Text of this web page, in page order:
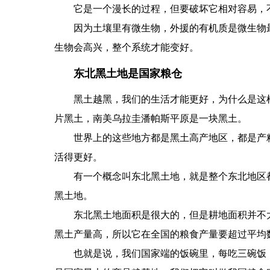
它是一个漫长的过程，但要破坏它相对容易
因为土壤里有微生物，外援的有机质是微生
生物会高兴，整个系统才能变好。
东北黑土地是国家粮仓
黑土越黑，我们的生活才能更好，为什么是
片黑土，南美乌拉圭潘帕斯平原是一块黑土。
世界上的这些地方都是黑土高产地区，都是
活得更好。
有一个概念叫东北黑土地，就是整个东北地
黑土地。
东北黑土地面积是很大的，但是耕地面积并
黑土产量高，所以它在全国的粮食产量要超过平
也就是说，我们国家端的饭碗里，每吃三碗